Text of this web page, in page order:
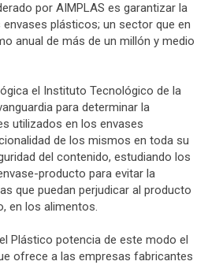
por AIMPLAS es garantizar la
plásticos; un sector que en
anual de más de un millón y medio
el Instituto Tecnológico de la
para determinar la
utilizados en los envases
de los mismos en toda su
del contenido, estudiando los
producto para evitar la
que puedan perjudicar al producto
en los alimentos.
Plástico potencia de este modo el
ofrece a las empresas fabricantes